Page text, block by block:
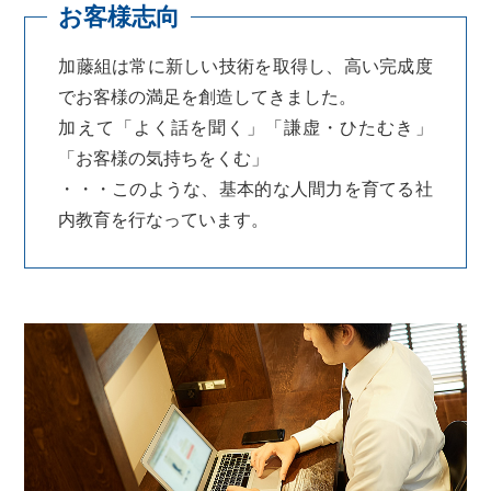
加藤組は常に新しい技術を取得し、高い完成度
でお客様の満足を創造してきました。
加えて「よく話を聞く」「謙虚・ひたむき」
「お客様の気持ちをくむ」
・・・このような、基本的な人間力を育てる社
内教育を行なっています。